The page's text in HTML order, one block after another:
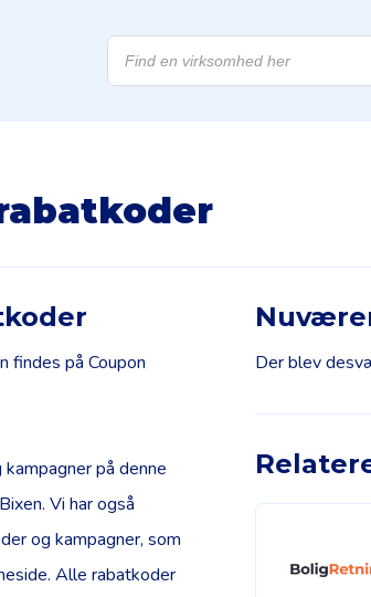
Products
search
findes på Coupon
på denne
Vi har også
og kampagner, som
Alle rabatkoder
Der blev